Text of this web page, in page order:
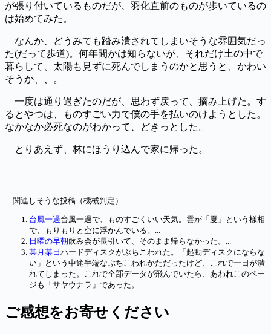
が張り付いているものだが、羽化直前のものが歩いているの
は始めてみた。
なんか、どうみても踏み潰されてしまいそうな雰囲気だっ
た(だって歩道)。何年間かは知らないが、それだけ土の中で
暮らして、太陽も見ずに死んでしまうのかと思うと、かわい
そうか、、。
一度は通り過ぎたのだが、思わず戻って、摘み上げた。す
るとやつは、ものすごい力で僕の手を払いのけようとした。
なかなか必死なのがわかって、どきっとした。
とりあえず、林にほうり込んで家に帰った。
関連しそうな投稿（機械判定）:
台風一過台風一過で、ものすごくいい天気。雲が「夏」という様相
で、もりもりと空に浮かんでいる。...
日曜の早朝飲み会が長引いて、そのまま帰らなかった。...
某月某日 ハードディスクがぶちこわれた。「起動ディスクにならな
い」という中途半端なぶちこわれかただったけど、これで一日が潰
れてしまった。これで全部データが飛んでいたら、あわれこのペー
ジも「サヤウナラ」であった。...
ご感想をお寄せください